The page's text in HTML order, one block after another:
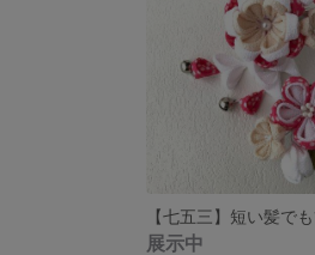
展示中